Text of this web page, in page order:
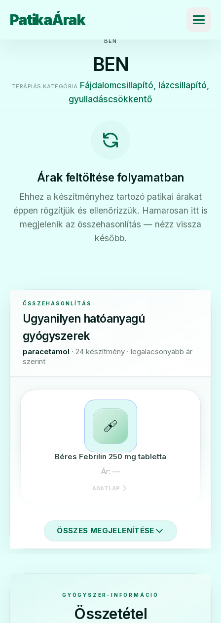
PatikaÁrak
BEN
BEN
TERÁPIÁS KATEGÓRIA Fájdalomcsillapító, lázcsillapító,
gyulladáscsökkentő
Árak feltöltése folyamatban
Ehhez a készítményhez tartozó patikai árakat
éppen rögzítjük és ellenőrizzük. Hamarosan itt is
megjelenik az összehasonlítás — nézz vissza
később.
ÖSSZEHASONLÍTÁS
Ugyanilyen hatóanyagú
gyógyszerek
paracetamol · 24 készítmény · legalacsonyabb ár
szerint
🩹
Béres Febrilin 250 mg tabletta
Ár: —
ADATLAP
🩹
Ár: —
ADATLAP
ÖSSZES MEGJELENÍTÉSE
GYÓGYSZER-INFORMÁCIÓ
Összetétel